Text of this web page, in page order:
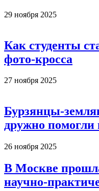
29 ноября 2025
Как студенты
фото-кросса
27 ноября 2025
Бурзянцы-
дружно помогли
26 ноября 2025
В Москве
научно-